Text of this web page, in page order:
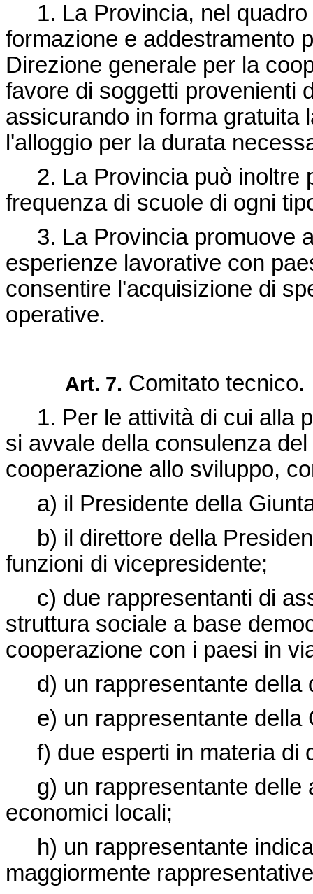
1. La Provincia, nel quadro
formazione e addestramento
Direzione generale per la
favore di soggetti provenienti
assicurando in forma gratuita
l'alloggio per la durata
2. La Provincia può inoltre
frequenza di scuole di ogni
3. La Provincia promuove
esperienze lavorative con
consentire l'acquisizione di
operative.
Art. 7. Comitato tecnico.
1. Per le attività di cui alla
si avvale della consulenza
cooperazione allo sviluppo,
a) il Presidente della
b) il direttore della
funzioni di vicepresidente;
c) due rappresentanti di
struttura sociale a base
cooperazione con i paesi in
d) un rappresentante della
e) un rappresentante della
f) due esperti in materia di
g) un rappresentante delle
economici locali;
h) un rappresentante
maggiormente